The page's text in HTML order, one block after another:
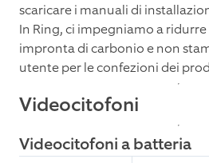
scaricare i manuali di
In Ring, ci impegniamo a
impronta di carbonio e non
utente per le confezioni dei
Videocitofoni
Videocitofoni a batteria